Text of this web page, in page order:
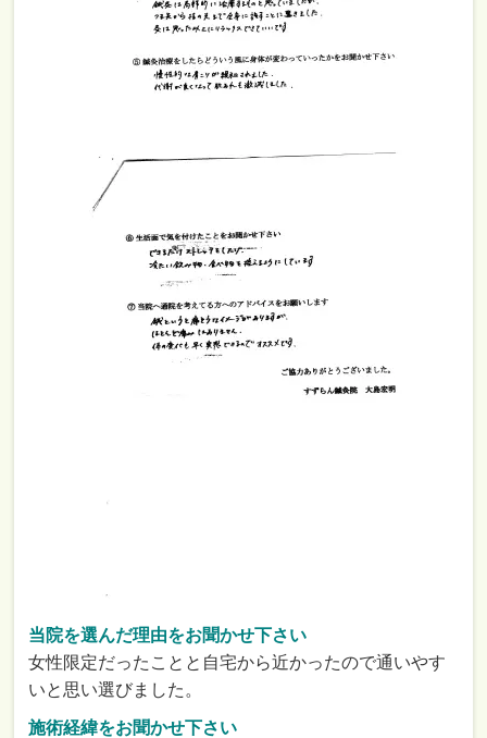
当院を選んだ理由をお聞かせ下さい
女性限定だったことと自宅から近かったので通いやす
いと思い選びました。
施術経緯をお聞かせ下さい